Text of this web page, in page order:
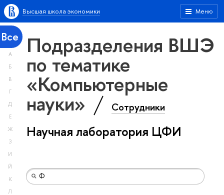
Меню
Высшая школа экономики
Все
А
Б
В
Г
Д
Е
Ж
З
И
Й
К
Л
Подразделения ВШЭ
по тематике
«Компьютерные
науки» Сотрудники
Научная лаборатория ЦФИ